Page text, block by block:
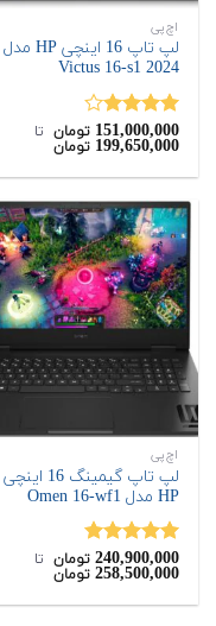
اچ‌پی
لپ تاپ 16 اینچی HP مدل
Victus 16-s1 2024
نمره
4.00از 5
151,000,000 تومان ‌ تا ‌
199,650,000 تومان
اچ‌پی
لپ تاپ گیمینگ 16 اینچی
HP مدل Omen 16-wf1
نمره5.00
از 5
240,900,000 تومان ‌ تا ‌
258,500,000 تومان